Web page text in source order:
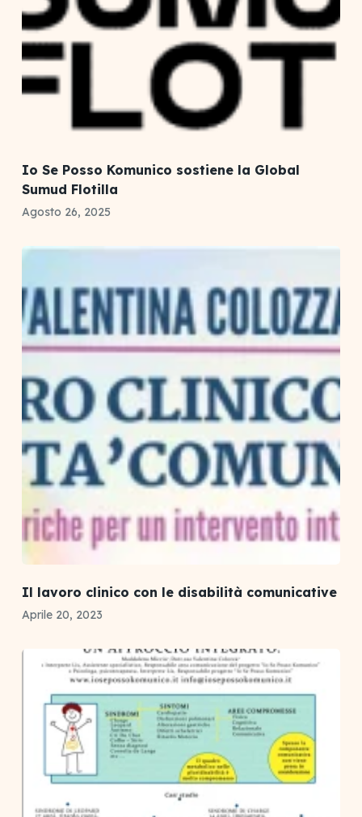
Io Se Posso Komunico sostiene la Global
Sumud Flotilla
Agosto 26, 2025
Il lavoro clinico con le disabilità comunicative
Aprile 20, 2023